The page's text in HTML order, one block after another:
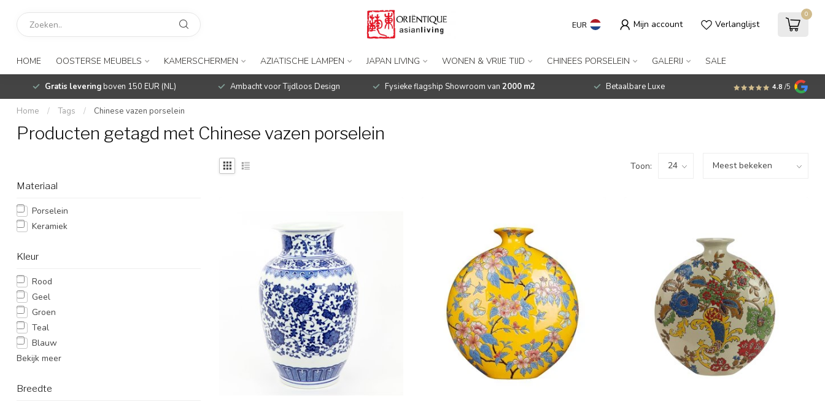
EUR Mijn account Verlanglijst
0
HOME OOSTERSE MEUBELS KAMERSCHERMEN AZIATISCHE LAMPEN JAPAN LIVING WONEN & VRIJE TIJD CHINEES PORSELEIN GALERIJ SALE
Gratis leveringboven 150 EUR (NL) Ambacht voor Tijdloos Design Fysieke flagship Showroom van 2000 m2 Betaalbare Luxe 4.8 /5
Home / Tags / Chinese vazen porselein
Producten getagd met Chinese vazen porselein
Materiaal
Porselein
Keramiek
Kleur
Rood
Geel
Groen
Teal
Blauw
Bekijk meer
Breedte
Toon: